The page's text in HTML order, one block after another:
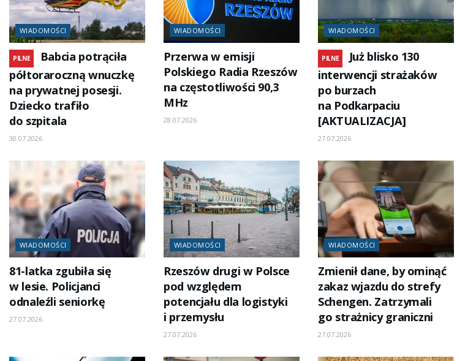
WIADOMOŚCI
PILNE
Babcia potrąciła
półtoraroczną wnuczkę
na prywatnej posesji.
Dziecko trafiło
do szpitala
30.07.2026
WIADOMOŚCI
Przerwa w emisji
Polskiego Radia Rzeszów
na częstotliwości 90,3
MHz
28.07.2026
WIADOMOŚCI
PILNE
Już blisko 130
interwencji strażaków
po burzach
na Podkarpaciu
[AKTUALIZACJA]
27.07.2026
WIADOMOŚCI
81-latka zgubiła się
w lesie. Policjanci
odnaleźli seniorkę
27.07.2026
WIADOMOŚCI
Rzeszów drugi w Polsce
pod względem
potencjału dla logistyki
i przemysłu
27.07.2026
WIADOMOŚCI
Zmienił dane, by ominąć
zakaz wjazdu do strefy
Schengen. Zatrzymali
go strażnicy graniczni
27.07.2026